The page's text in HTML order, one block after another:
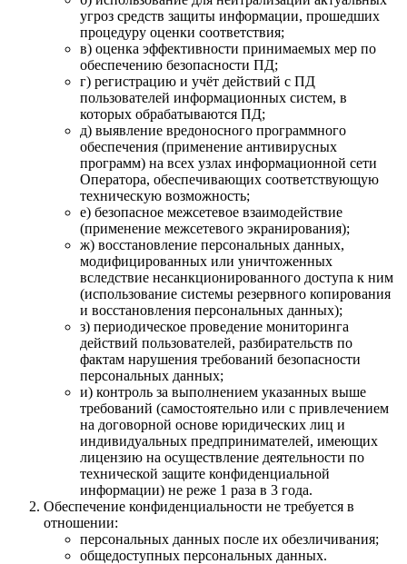
угроз средств защиты информации, прошедших
процедуру оценки соответствия;
в) оценка эффективности принимаемых мер по
обеспечению безопасности ПД;
г) регистрацию и учёт действий c ПД
пользователей информационных систем, в
которых обрабатываются ПД;
д) выявление вредоносного программного
обеспечения (применение антивирусных
программ) на всех узлах информационной сети
Оператора, обеспечивающих соответствующую
техническую возможность;
е) безопасное межсетевое взаимодействие
(применение межсетевого экранирования);
ж) восстановление персональных данных,
модифицированных или уничтоженных
вследствие несанкционированного доступа к ним
(использование системы резервного копирования
и восстановления персональных данных);
з) периодическое проведение мониторинга
действий пользователей, разбирательств по
фактам нарушения требований безопасности
персональных данных;
и) контроль за выполнением указанных выше
требований (самостоятельно или с привлечением
на договорной основе юридических лиц и
индивидуальных предпринимателей, имеющих
лицензию на осуществление деятельности по
технической защите конфиденциальной
информации) не реже 1 раза в 3 года.
Обеспечение конфиденциальности не требуется в
отношении:
персональных данных после их обезличивания;
общедоступных персональных данных.